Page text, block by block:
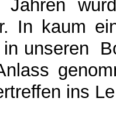
In kaum
in unseren
ins